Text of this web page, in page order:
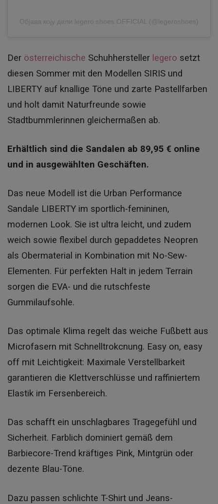
Објава коју дели legero shoes OFFICIAL (@legeroshoes)
Der österreichische Schuhhersteller legero setzt
diesen Sommer mit den Modellen SIRIS und
LIBERTY auf knallige Töne und zarte Pastellfarben
und holt damit Naturfreunde sowie
Stadtbummlerinnen gleichermaßen ab.
Erhältlich sind die Sandalen ab 89,95 € online
und in ausgewählten Geschäften.
Das neue Modell ist die Urban Performance
Sandale LIBERTY im sportlich-femininen,
modernen Look. Sie ist ultra leicht, und zudem
weich sowie flexibel durch gepaddetes Neopren
als Obermaterial in Kombination mit No-Sew-
Elementen. Für perfekten Halt in jedem Terrain
sorgen die EVA- und die rutschfeste
Gummilaufsohle.
Das optimale Klima regelt das weiche Fußbett aus
Microfasern mit Schnelltrokcnung. Easy on, easy
off mit Leichtigkeit: Maximale Verstellbarkeit
garantieren die Klettverschlüsse und raffiniertem
Elastik im Fersenbereich.
Das schafft ein unschlagbares Tragegefühl und
Sicherheit. Farblich dominiert gemäß dem
Barbiecore-Trend kräftiges Pink, Mintgrün oder
dezente Blau-Töne.
Dazu passen schlichte T-Shirt und Jeans-